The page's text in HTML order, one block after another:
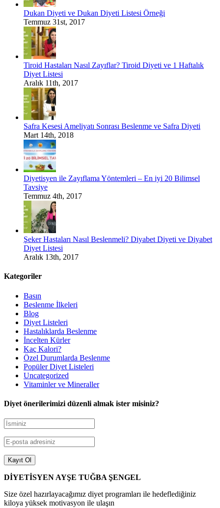
Dukan Diyeti ve Dukan Diyeti Listesi Örneği
Temmuz 31st, 2017
Tiroid Hastaları Nasıl Zayıflar? Tiroid Diyeti ve 1 Haftalık
Diyet Listesi
Aralık 11th, 2017
Safra Kesesi Ameliyatı Sonrası Beslenme ve Safra Diyeti
Mart 14th, 2018
Diyetisyen ile Zayıflama Yöntemleri – En iyi 20 Bilimsel
Tavsiye
Temmuz 4th, 2017
Şeker Hastaları Nasıl Beslenmeli? Diyabet Diyeti ve Diyabet
Diyet Listesi
Aralık 13th, 2017
Kategoriler
Basın
Beslenme İlkeleri
Blog
Diyet Listeleri
Hastalıklarda Beslenme
İncelten Kürler
Kaç Kalori?
Özel Durumlarda Beslenme
Popüler Diyet Listeleri
Uncategorized
Vitaminler ve Mineraller
Diyet önerilerimizi düzenli almak ister misiniz?
DİYETİSYEN AYŞE TUĞBA ŞENGEL
Size özel hazırlayacağımız diyet programları ile hedeflediğiniz
kiloya yüksek motivasyon ile ulaşın